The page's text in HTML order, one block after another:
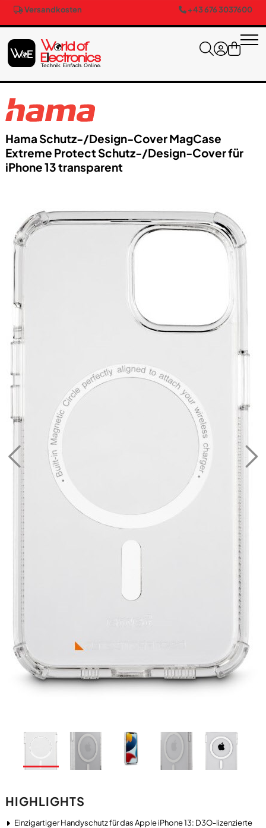
Versandkosten +43 676 3037600
Hama Schutz-/​Design-Cover Mag​Case
Extreme Protect Schutz-/​Design-Cover für
iPhone 13 transparent
HIGHLIGHTS
Einzigartiger Handyschutz für das Apple iPhone 13: D3O-lizenzierte